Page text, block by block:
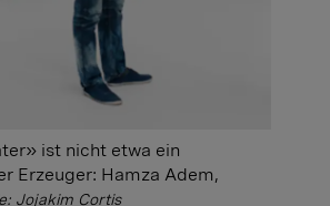
ist nicht etwa ein
Erzeuger: Hamza Adem,
Jojakim Cortis